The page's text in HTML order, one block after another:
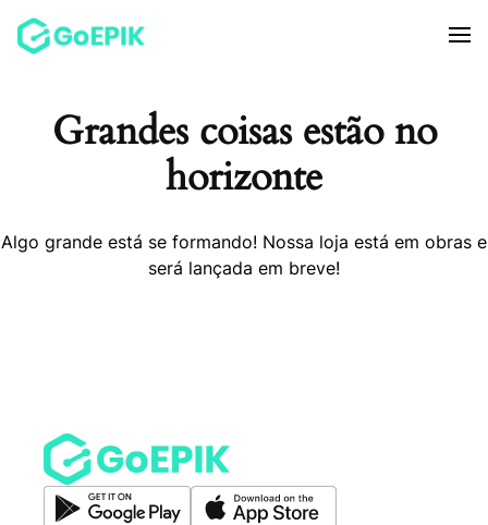
Grandes coisas estão no
horizonte
Algo grande está se formando! Nossa loja está em obras e
será lançada em breve!